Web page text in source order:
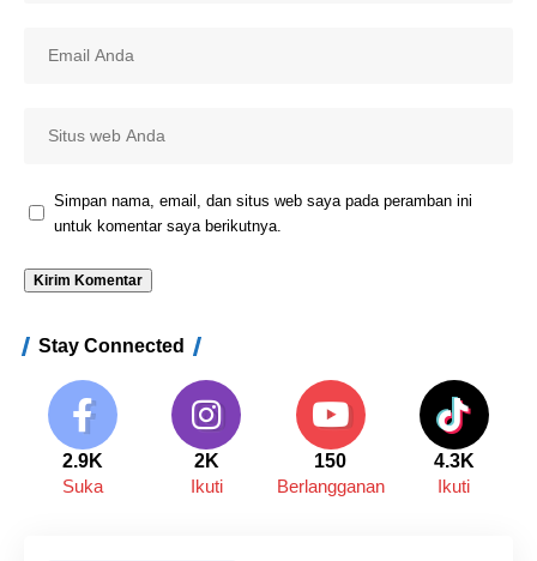
Simpan nama, email, dan situs web saya pada peramban ini
untuk komentar saya berikutnya.
Stay Connected
2.9K
Suka
2K
Ikuti
150
Berlangganan
4.3K
Ikuti